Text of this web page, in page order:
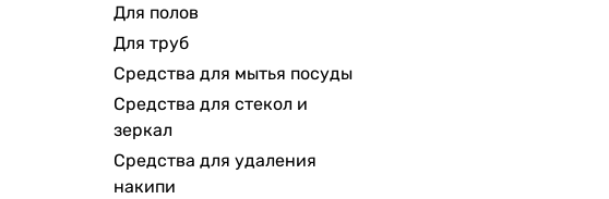
Master FRESH
Sorti
Биолан
AOS
Mebelux
Выгодная уборка
Для полов
Для труб
Средства для мытья посуды
Средства для стекол и
зеркал
Средства для удаления
накипи